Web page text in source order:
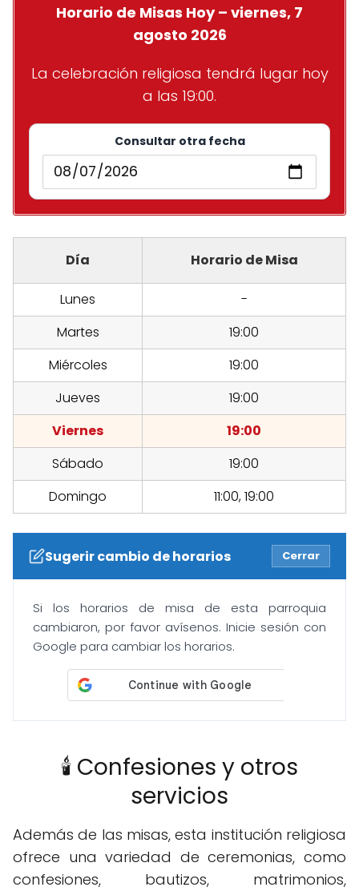
Horario de Misas Hoy – viernes, 7
agosto 2026
La celebración religiosa tendrá lugar hoy
a las 19:00.
Consultar otra fecha
Día Horario de Misa
Lunes
-
Martes
19:00
Miércoles
19:00
Jueves
19:00
Viernes
19:00
Sábado
19:00
Domingo
11:00, 19:00
Sugerir cambio de horarios Cerrar
Si los horarios de misa de esta parroquia
cambiaron, por favor avísenos. Inicie sesión con
Google para cambiar los horarios.
🕯️ Confesiones y otros
servicios
Además de las misas, esta institución religiosa
ofrece una variedad de ceremonias, como
confesiones, bautizos, matrimonios,